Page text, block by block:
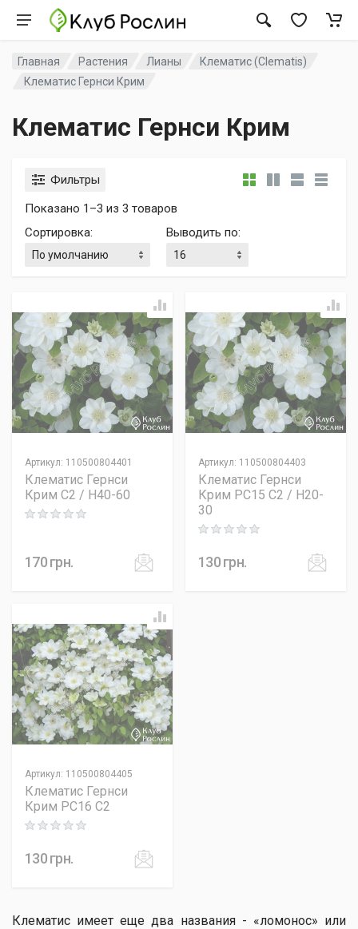
Главная Растения Лианы
Клематис (Clematis)
Клематис Гернси Крим
Клематис Гернси Крим
Фильтры
Показано 1–3 из 3 товаров
Сортировка: Выводить по:
Артикул: 110500804401
Клематис Гернси
Крим C2 / H40-60
Rating: 0 out of 5
170грн.
Артикул: 110500804403
Клематис Гернси
Крим PC15 C2 / H20-
30
Rating: 0 out of 5
130грн.
Артикул: 110500804405
Клематис Гернси
Крим PC16 C2
Rating: 0 out of 5
130грн.
Клематис имеет еще два названия - «ломонос» или